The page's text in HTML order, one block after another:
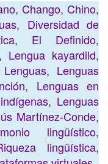
, Chango, Chino,
, Diversidad de
, El Definido,
Lengua kayardild,
Lenguas, Lenguas
, Lenguas en
, Lenguas
Martínez-Conde,
lingüístico,
lingüística,